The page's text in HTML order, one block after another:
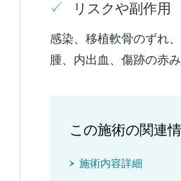
リスクや副作用
感染、移植軟骨のずれ
腫、内出血、傷跡の赤み
この施術の関連
施術内容詳細